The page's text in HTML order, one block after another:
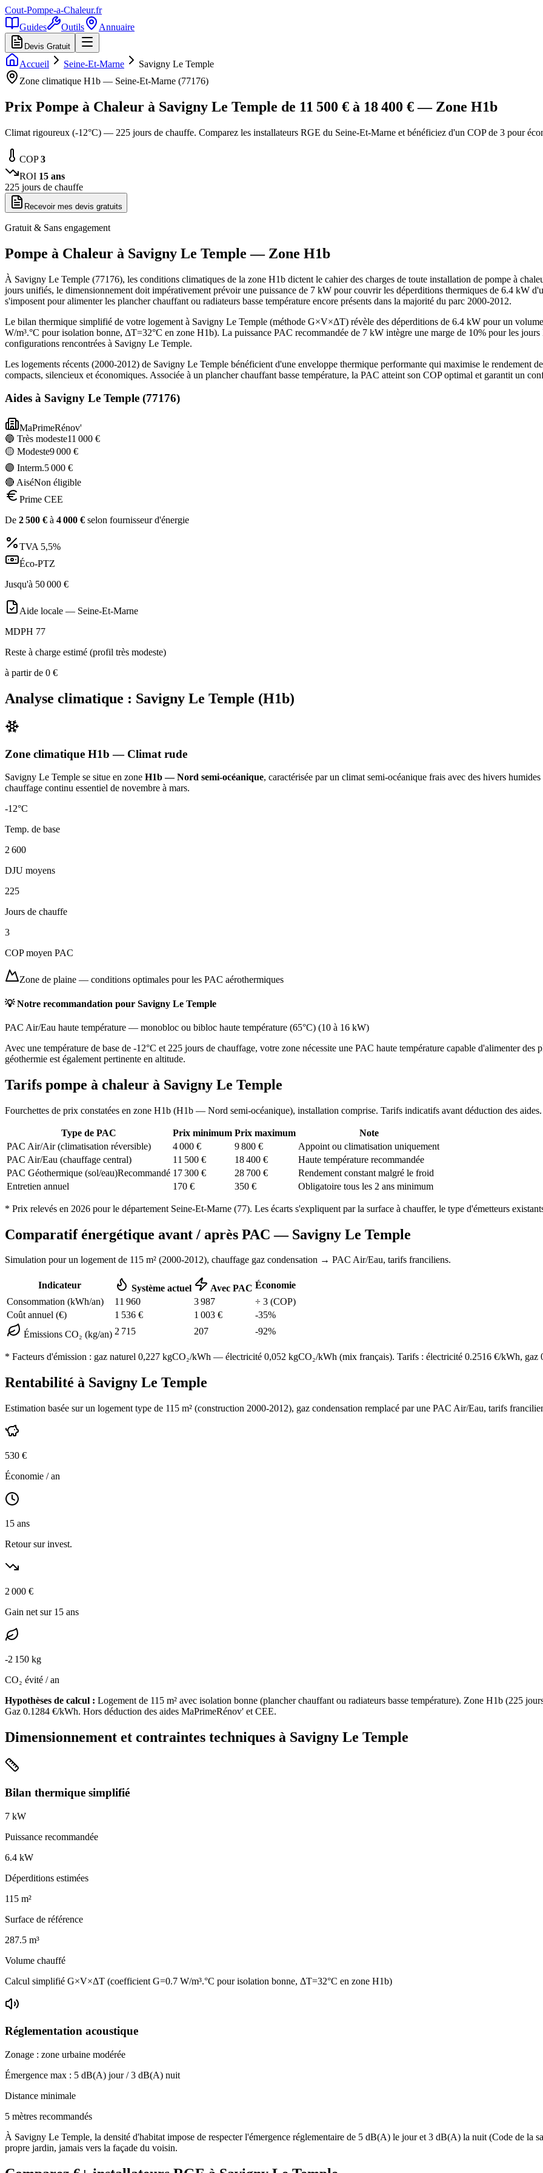
Cout-Pompe-a-Chaleur.fr
Guides
Outils Annuaire
Devis Gratuit
Accueil Seine-Et-Marne
Savigny Le Temple
Zone climatique H1b — Seine-Et-Marne (77176)
Prix Pompe à Chaleur à Savigny Le Temple de 11 500 € à 18 400 € — Zone H1b
Climat rigoureux (-12°C) — 225 jours de chauffe. Comparez les installateurs RGE du Seine-Et-Marne et bénéficiez d'un COP de 3 pour
COP3
ROI 15 ans
225 jours de chauffe
Recevoir mes devis gratuits
Gratuit & Sans engagement
Pompe à Chaleur à Savigny Le Temple — Zone H1b
À Savigny Le Temple (77176), les conditions climatiques de la zone H1b dictent le cahier des charges de toute installation de pompe à
jours unifiés, le dimensionnement doit impérativement prévoir une puissance de 7 kW pour couvrir les déperditions thermiques de 6.4 kW
s'imposent pour alimenter les plancher chauffant ou radiateurs basse température encore présents dans la majorité du parc 2000-2012.
Le bilan thermique simplifié de votre logement à Savigny Le Temple (méthode G×V×ΔT) révèle des déperditions de 6.4 kW pour un
W/m³.°C pour isolation bonne, ΔT=32°C en zone H1b). La puissance PAC recommandée de 7 kW intègre une marge de 10% pour les
configurations rencontrées à Savigny Le Temple.
Les logements récents (2000-2012) de Savigny Le Temple bénéficient d'une enveloppe thermique performante qui maximise le rendement
compacts, silencieux et économiques. Associée à un plancher chauffant basse température, la PAC atteint son COP optimal et garantit un
Aides à Savigny Le Temple (77176)
MaPrimeRénov'
🔵 Très modeste11 000 €
🟡 Modeste9 000 €
🟣 Interm.5 000 €
🔴 AiséNon éligible
Prime CEE
De 2 500 € à 4 000 € selon fournisseur d'énergie
TVA 5,5%
Éco-PTZ
Jusqu'à 50 000 €
Aide locale — Seine-Et-Marne
MDPH 77
Reste à charge estimé (profil très modeste)
à partir de 0 €
Analyse climatique : Savigny Le Temple (H1b)
Zone climatique H1b — Climat rude
Savigny Le Temple se situe en zone H1b — Nord semi-océanique, caractérisée par un climat semi-océanique frais avec des hivers
chauffage continu essentiel de novembre à mars.
-12°C
Temp. de base
2 600
DJU moyens
225
Jours de chauffe
3
COP moyen PAC
Zone de plaine — conditions optimales pour les PAC aérothermiques
💡 Notre recommandation pour Savigny Le Temple
PAC Air/Eau haute température — monobloc ou bibloc haute température (65°C) (10 à 16 kW)
Avec une température de base de -12°C et 225 jours de chauffage, votre zone nécessite une PAC haute température capable d'alimenter des
géothermie est également pertinente en altitude.
Tarifs pompe à chaleur à Savigny Le Temple
Fourchettes de prix constatées en zone H1b (H1b — Nord semi-océanique), installation comprise. Tarifs indicatifs avant déduction des aides.
Type de PAC Prix minimum Prix maximum
Note
PAC Air/Air (climatisation réversible)
4 000 € 9 800 €
Appoint ou climatisation uniquement
PAC Air/Eau (chauffage central)
11 500 € 18 400 €
Haute température recommandée
PAC Géothermique (sol/eau)Recommandé 17 300 € 28 700 €
Rendement constant malgré le froid
Entretien annuel
170 € 350 € Obligatoire tous les 2 ans minimum
* Prix relevés en 2026 pour le département Seine-Et-Marne (77). Les écarts s'expliquent par la surface à chauffer, le type d'émetteurs
Comparatif énergétique avant / après PAC — Savigny Le Temple
Simulation pour un logement de 115 m² (2000-2012), chauffage gaz condensation → PAC Air/Eau, tarifs franciliens.
Indicateur Système actuel Avec PAC Économie
Consommation (kWh/an)
11 960 3 987 ÷ 3 (COP)
Coût annuel (€)
1 536 € 1 003 € -35%
Émissions CO₂ (kg/an) 2 715 207 -92%
* Facteurs d'émission : gaz naturel 0,227 kgCO₂/kWh — électricité 0,052 kgCO₂/kWh (mix français). Tarifs : électricité 0.2516 €/kWh, gaz
Rentabilité à Savigny Le Temple
Estimation basée sur un logement type de 115 m² (construction 2000-2012), gaz condensation remplacé par une PAC Air/Eau, tarifs
530 €
Économie / an
15 ans
Retour sur invest.
2 000 €
Gain net sur 15 ans
-2 150 kg
CO₂ évité / an
Hypothèses de calcul : Logement de 115 m² avec isolation bonne (plancher chauffant ou radiateurs basse température). Zone H1b (225
Gaz 0.1284 €/kWh. Hors déduction des aides MaPrimeRénov' et CEE.
Dimensionnement et contraintes techniques à Savigny Le Temple
Bilan thermique simplifié
7 kW
Puissance recommandée
6.4 kW
Déperditions estimées
115 m²
Surface de référence
287.5 m³
Volume chauffé
Calcul simplifié G×V×ΔT (coefficient G=0.7 W/m³.°C pour isolation bonne, ΔT=32°C en zone H1b)
Réglementation acoustique
Zonage : zone urbaine modérée
Émergence max : 5 dB(A) jour /3 dB(A) nuit
Distance minimale
5 mètres recommandés
À Savigny Le Temple, la densité d'habitat impose de respecter l'émergence réglementaire de 5 dB(A) le jour et 3 dB(A) la nuit (Code de la
propre jardin, jamais vers la façade du voisin.